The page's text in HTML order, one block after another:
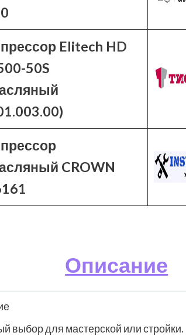
Elitech HD
50S
CROWN
Описание
выбор для мастерской или